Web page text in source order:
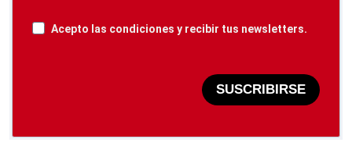
Acepto las condiciones y recibir tus newsletters.
SUSCRIBIRSE